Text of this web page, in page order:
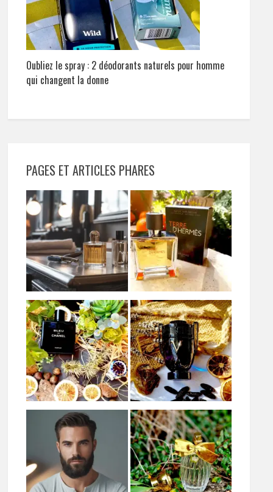
Oubliez le spray : 2 déodorants naturels pour homme
qui changent la donne
PAGES ET ARTICLES PHARES